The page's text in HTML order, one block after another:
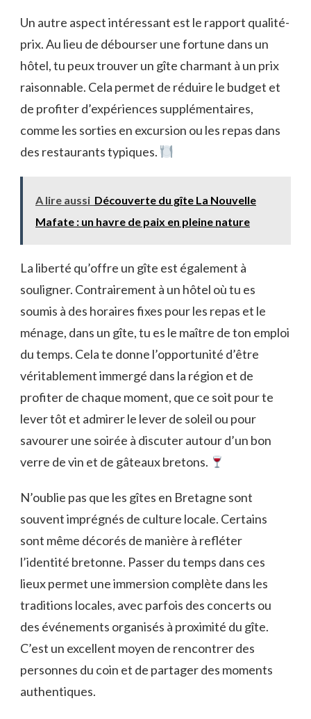
Un autre aspect intéressant est le rapport qualité-
prix. Au lieu de débourser une fortune dans un
hôtel, tu peux trouver un gîte charmant à un prix
raisonnable. Cela permet de réduire le budget et
de profiter d’expériences supplémentaires,
comme les sorties en excursion ou les repas dans
des restaurants typiques.
A lire aussi Découverte du gîte La Nouvelle
Mafate : un havre de paix en pleine nature
La liberté qu’offre un gîte est également à
souligner. Contrairement à un hôtel où tu es
soumis à des horaires fixes pour les repas et le
ménage, dans un gîte, tu es le maître de ton emploi
du temps. Cela te donne l’opportunité d’être
véritablement immergé dans la région et de
profiter de chaque moment, que ce soit pour te
lever tôt et admirer le lever de soleil ou pour
savourer une soirée à discuter autour d’un bon
verre de vin et de gâteaux bretons.
N’oublie pas que les gîtes en Bretagne sont
souvent imprégnés de culture locale. Certains
sont même décorés de manière à refléter
l’identité bretonne. Passer du temps dans ces
lieux permet une immersion complète dans les
traditions locales, avec parfois des concerts ou
des événements organisés à proximité du gîte.
C’est un excellent moyen de rencontrer des
personnes du coin et de partager des moments
authentiques.